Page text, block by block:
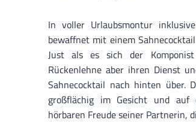
In voller Urlaubsmontur
bewaffnet mit einem
Just als es sich der
Rückenlehne aber ihren Dienst
Sahnecocktail nach hinten über.
großflächig im Gesicht und auf
hörbaren Freude seiner Partnerin,